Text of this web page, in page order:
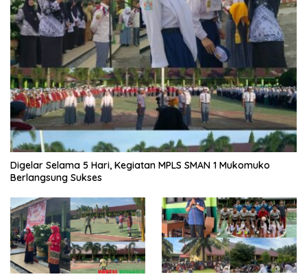
Digelar Selama 5 Hari, Kegiatan MPLS SMAN 1 Mukomuko
Berlangsung Sukses